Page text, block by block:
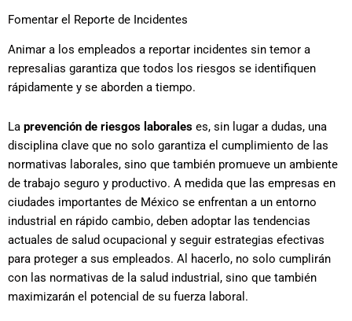
Fomentar el Reporte de Incidentes
Animar a los empleados a reportar incidentes sin temor a
represalias garantiza que todos los riesgos se identifiquen
rápidamente y se aborden a tiempo.
La prevención de riesgos laborales es, sin lugar a dudas, una
disciplina clave que no solo garantiza el cumplimiento de las
normativas laborales, sino que también promueve un ambiente
de trabajo seguro y productivo. A medida que las empresas en
ciudades importantes de México se enfrentan a un entorno
industrial en rápido cambio, deben adoptar las tendencias
actuales de salud ocupacional y seguir estrategias efectivas
para proteger a sus empleados. Al hacerlo, no solo cumplirán
con las normativas de la salud industrial, sino que también
maximizarán el potencial de su fuerza laboral.